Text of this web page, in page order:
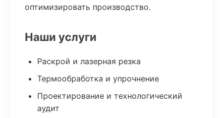
оптимизировать производство.
Наши услуги
Раскрой и лазерная резка
Термообработка и упрочнение
Проектирование и технологический
аудит